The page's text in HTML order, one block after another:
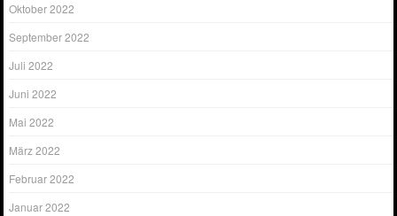
Oktober 2022
September 2022
Juli 2022
Juni 2022
Mai 2022
März 2022
Februar 2022
Januar 2022